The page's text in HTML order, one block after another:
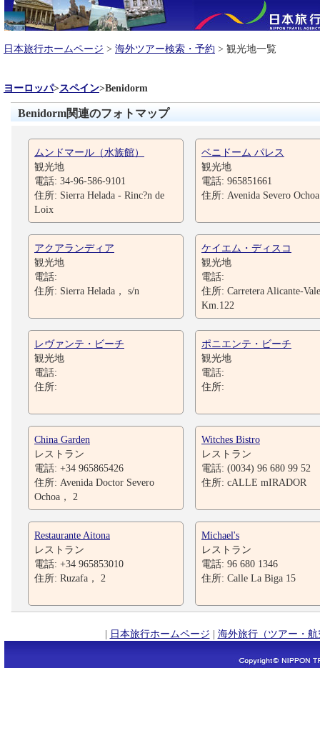
日本旅行ホームページ > 海外ツアー検索・予約 > 観光地一覧
ヨーロッパ>スペイン>Benidorm
Benidorm関連のフォトマップ
ムンドマール（水族館）
観光地
電話: 34-96-586-9101
住所: Sierra Helada - Rinc?n de
Loix
ベニドーム パレス
観光地
電話: 965851661
住所: Avenida Severo
アクアランディア
観光地
電話:
住所: Sierra Helada， s/n
ケイエム・ディスコ
観光地
電話:
住所: Carretera Alicante-
Km.122
レヴァンテ・ビーチ
観光地
電話:
住所:
ポニエンテ・ビーチ
観光地
電話:
住所:
China Garden
レストラン
電話: +34 965865426
住所: Avenida Doctor Severo
Ochoa， 2
Witches Bistro
レストラン
電話: (0034) 96 680 99 52
住所: cALLE mIRADOR
Restaurante Aitona
レストラン
電話: +34 965853010
住所: Ruzafa， 2
Michael's
レストラン
電話: 96 680 1346
住所: Calle La Biga 15
| 日本旅行ホームページ | 海外旅行（ツアー・航